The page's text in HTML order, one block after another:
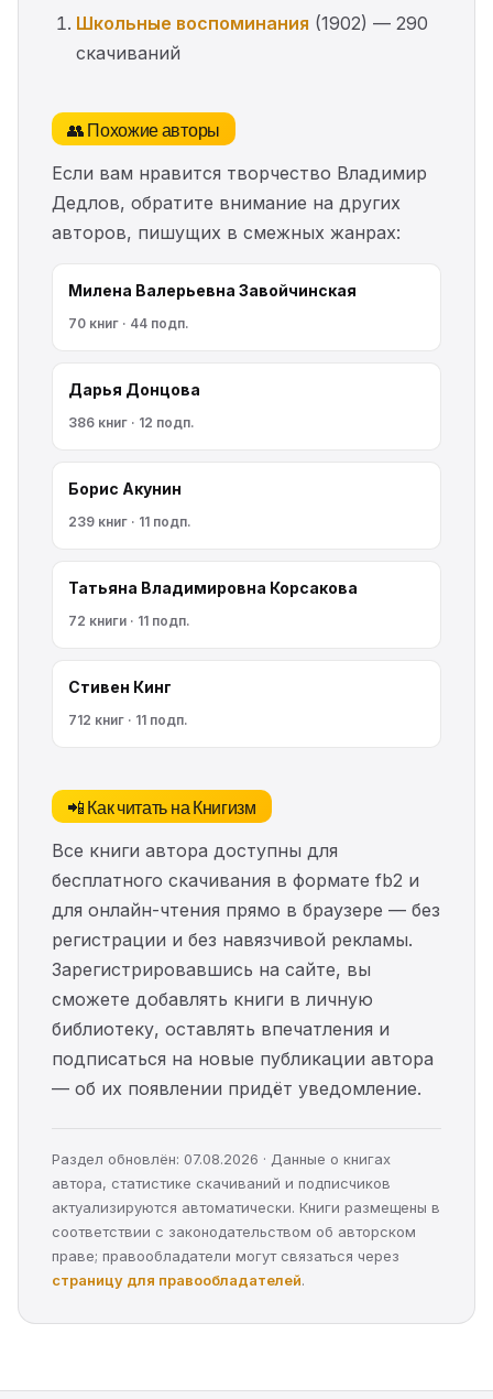
Школьные воспоминания (1902) — 290
скачиваний
👥 Похожие авторы
Если вам нравится творчество Владимир
Дедлов, обратите внимание на других
авторов, пишущих в смежных жанрах:
Милена Валерьевна Завойчинская
70 книг · 44 подп.
Дарья Донцова
386 книг · 12 подп.
Борис Акунин
239 книг · 11 подп.
Татьяна Владимировна Корсакова
72 книги · 11 подп.
Стивен Кинг
712 книг · 11 подп.
📲 Как читать на Книгизм
Все книги автора доступны для
бесплатного скачивания в формате fb2 и
для онлайн-чтения прямо в браузере — без
регистрации и без навязчивой рекламы.
Зарегистрировавшись на сайте, вы
сможете добавлять книги в личную
библиотеку, оставлять впечатления и
подписаться на новые публикации автора
— об их появлении придёт уведомление.
Раздел обновлён: 07.08.2026 · Данные о книгах
автора, статистике скачиваний и подписчиков
актуализируются автоматически. Книги размещены в
соответствии с законодательством об авторском
праве; правообладатели могут связаться через
страницу для правообладателей.